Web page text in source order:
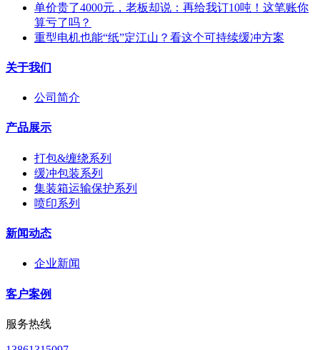
单价贵了4000元，老板却说：再给我订10吨！这笔账你
算亏了吗？
重型电机也能“纸”定江山？看这个可持续缓冲方案
关于我们
公司简介
产品展示
打包&缠绕系列
缓冲包装系列
集装箱运输保护系列
喷印系列
新闻动态
企业新闻
客户案例
服务热线